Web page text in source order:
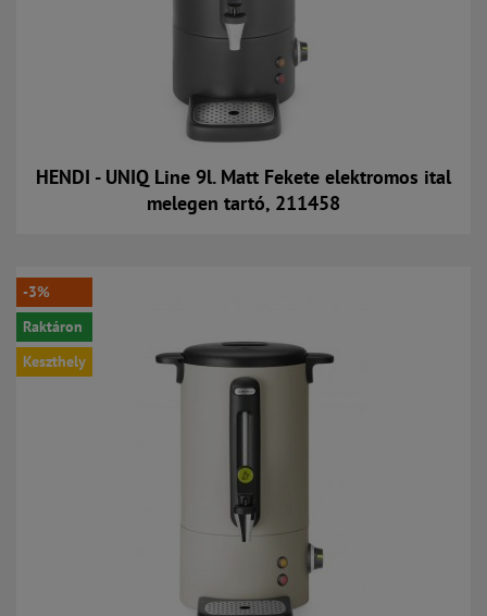
HENDI - UNIQ Line 9l. Matt Fekete elektromos ital
melegen tartó, 211458
Kosárba
-3%
Raktáron
Keszthely